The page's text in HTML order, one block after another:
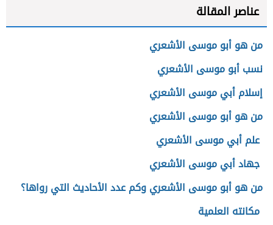
عناصر المقالة
من هو أبو موسى الأشعري
نسب أبو موسى الأشعري
إسلام أبي موسى الأشعري
من هو أبو موسى الأشعري
علم أبي موسى الأشعري
جهاد أبي موسى الأشعري
من هو أبو موسى الأشعري وكم عدد الأحاديث التي رواها؟
مكانته العلمية